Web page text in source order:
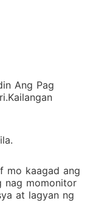
Ang Pag
mo kaagad ang
nag momonitor
at lagyan ng